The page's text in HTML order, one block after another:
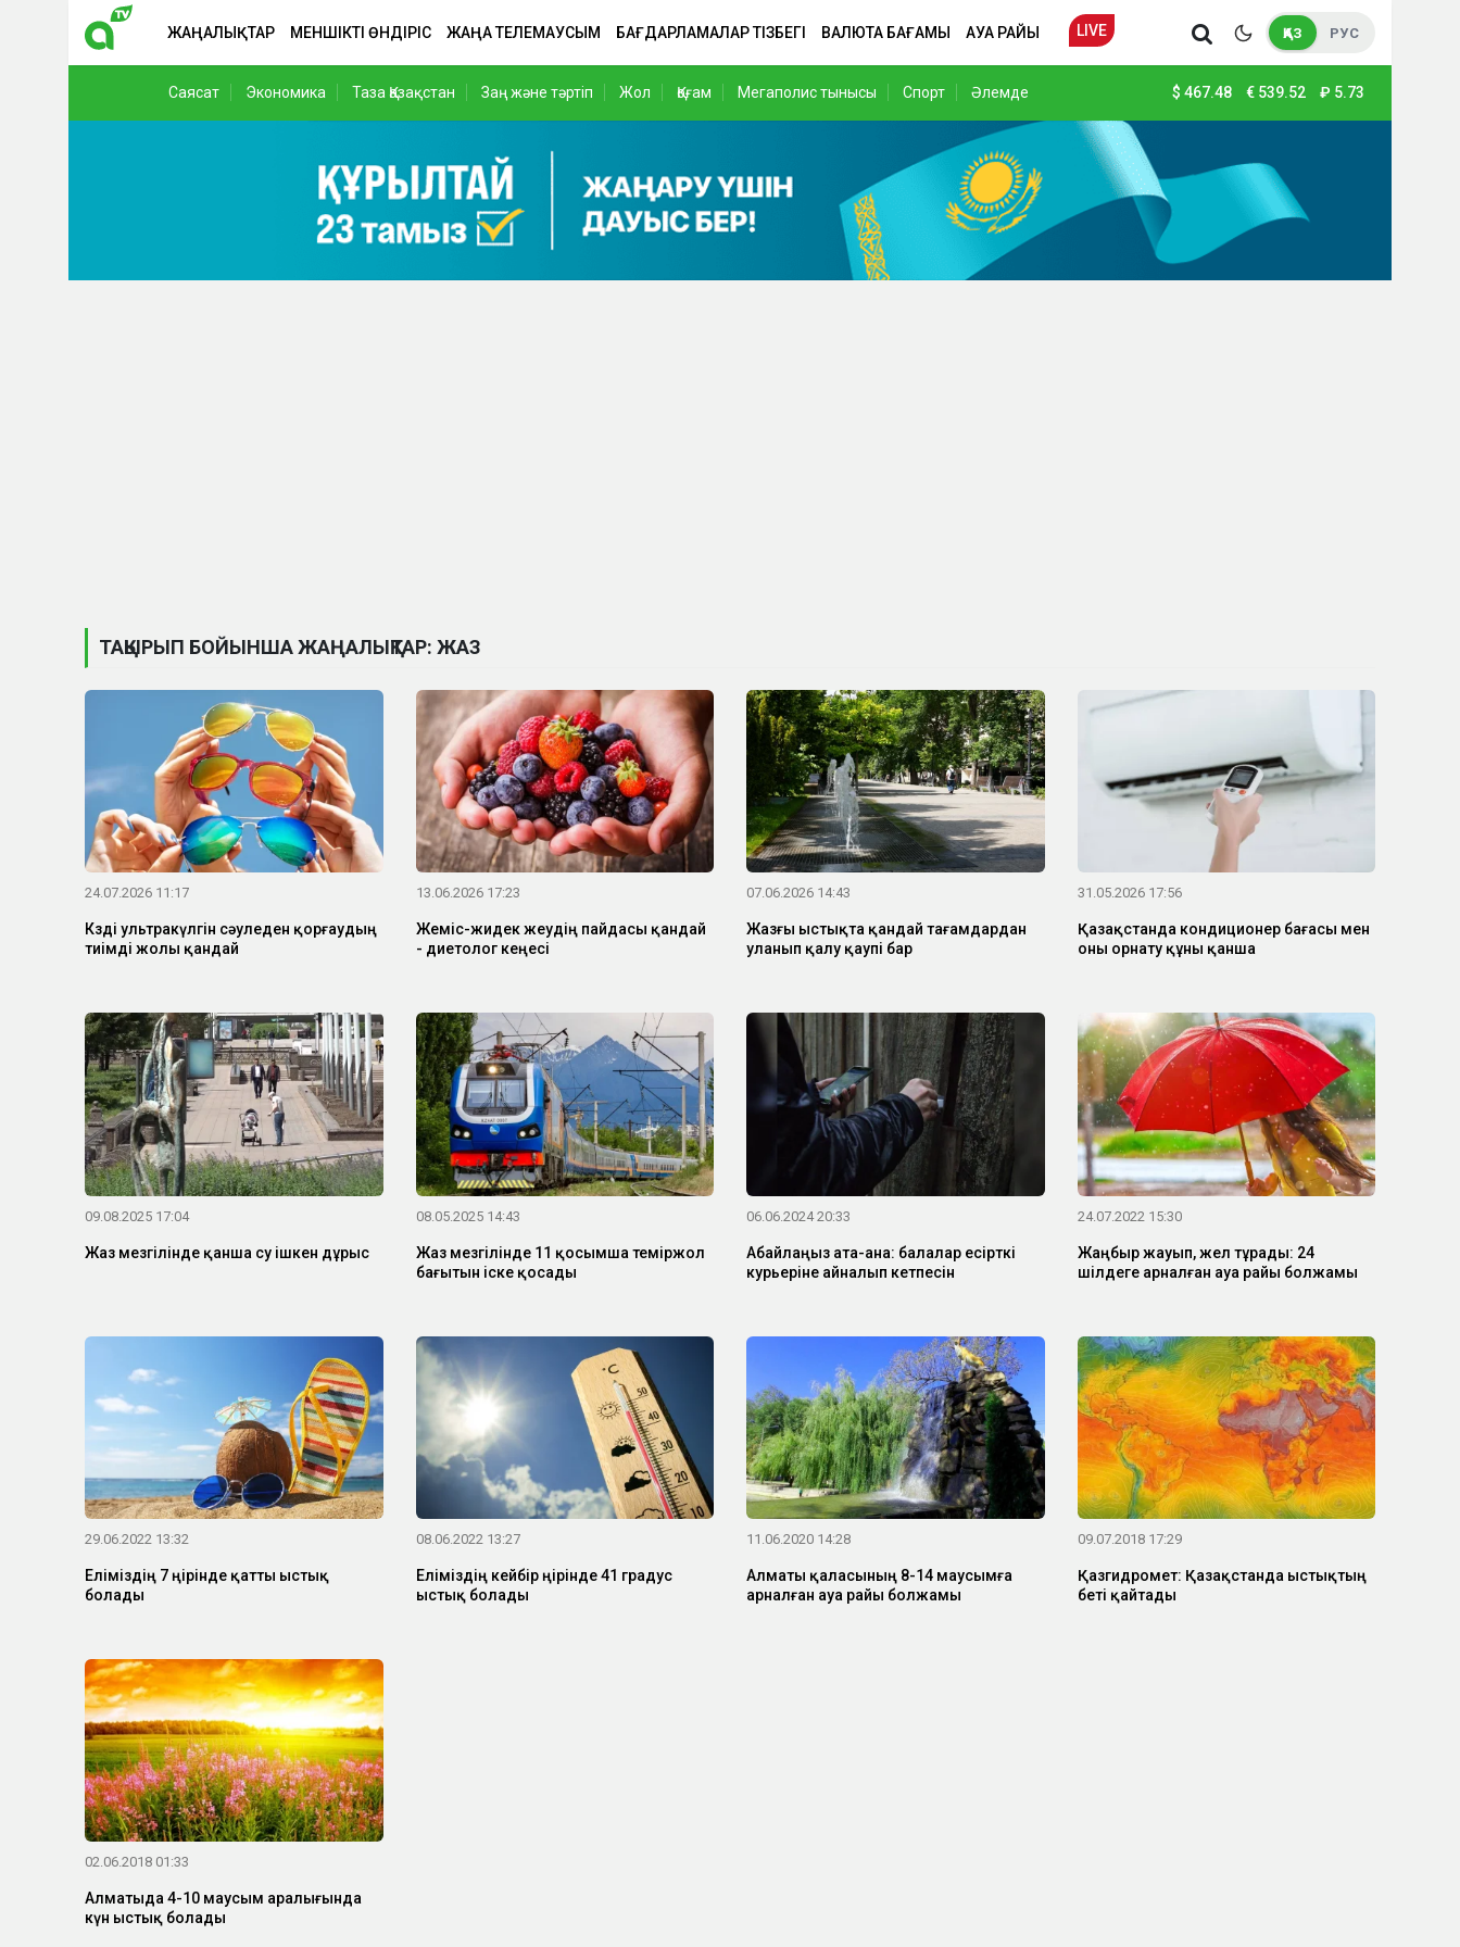
ЖАҢАЛЫҚТАР МЕНШІКТІ ӨНДІРІС ЖАҢА ТЕЛЕМАУСЫМ БАҒДАРЛАМАЛАР ТІЗБЕГІ ВАЛЮТА БАҒАМЫ АУА РАЙЫ LIVE ҚАЗ РУС
Саясат Экономика Таза Қазақстан Заң және тәртіп Жол Қоғам Мегаполис тынысы Спорт Әлемде $ 467.48 € 539.52 ₽ 5.73
ТАҚЫРЫП БОЙЫНША ЖАҢАЛЫҚТАР: ЖАЗ
24.07.2026 11:17
Көзді ультракүлгін сәуледен қорғаудың
тиімді жолы қандай
13.06.2026 17:23
Жеміс-жидек жеудің пайдасы қандай
- диетолог кеңесі
07.06.2026 14:43
Жазғы ыстықта қандай тағамдардан
уланып қалу қаупі бар
31.05.2026 17:56
Қазақстанда кондиционер бағасы мен
оны орнату құны қанша
09.08.2025 17:04
Жаз мезгілінде қанша су ішкен дұрыс
08.05.2025 14:43
Жаз мезгілінде 11 қосымша теміржол
бағытын іске қосады
06.06.2024 20:33
Абайлаңыз ата-ана: балалар есірткі
курьеріне айналып кетпесін
24.07.2022 15:30
Жаңбыр жауып, жел тұрады: 24
шілдеге арналған ауа райы болжамы
29.06.2022 13:32
Еліміздің 7 өңірінде қатты ыстық
болады
08.06.2022 13:27
Еліміздің кейбір өңірінде 41 градус
ыстық болады
11.06.2020 14:28
Алматы қаласының 8-14 маусымға
арналған ауа райы болжамы
09.07.2018 17:29
Қазгидромет: Қазақстанда ыстықтың
беті қайтады
02.06.2018 01:33
Алматыда 4-10 маусым аралығында
күн ыстық болады